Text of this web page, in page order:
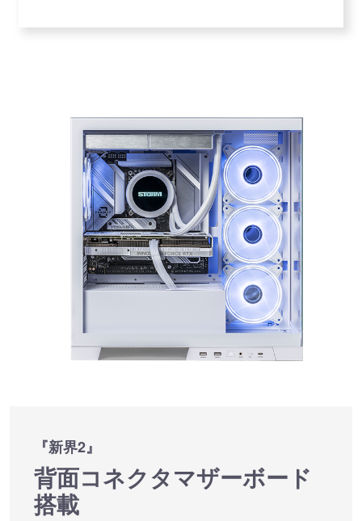
『新界2』
背面コネクタマザーボード
搭載